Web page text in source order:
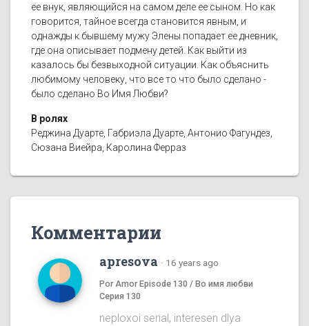
ее внук, являющийся на самом деле ее сыном. Но как
говорится, тайное всегда становится явным, и
однажды к бывшему мужу Элены попадает ее дневник,
где она описывает подмену детей. Как выйти из
казалось бы безвыходной ситуации. Как объяснить
любимому человеку, что все то что было сделано -
было сделано Во Имя Любви?
В ролях
Реджина Дуарте, Габриэла Дуарте, Антонио Фагундез,
Сюзана Виейра, Каролина Ферраз
Комментарии
apresova · 16 years ago
Por Amor Episode 130 / Во имя любви
Серия 130
neploxoi serial, interesen dlya